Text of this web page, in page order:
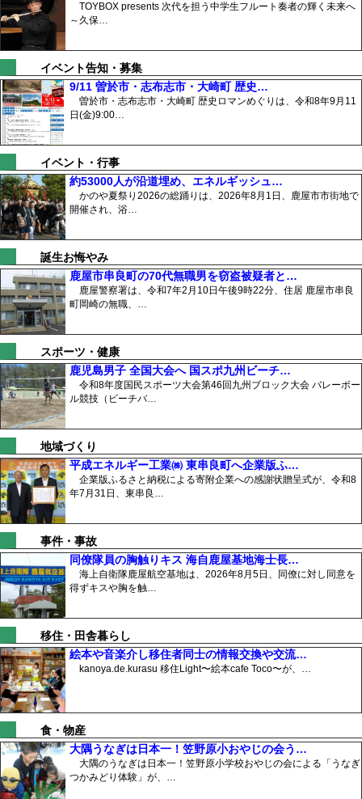
TOYBOX presents 次代を担う中学生フルート奏者の輝く未来へ
～久保…
イベント告知・募集
9/11 曽於市・志布志市・大崎町 歴史…
曽於市・志布志市・大崎町 歴史ロマンめぐりは、令和8年9月11
日(金)9:00…
イベント・行事
約53000人が沿道埋め、エネルギッシュ…
かのや夏祭り2026の総踊りは、2026年8月1日、鹿屋市市街地で
開催され、浴…
誕生お悔やみ
鹿屋市串良町の70代無職男を窃盗被疑者と…
鹿屋警察署は、令和7年2月10日午後9時22分、住居 鹿屋市串良
町岡崎の無職、…
スポーツ・健康
鹿児島男子 全国大会へ 国スポ九州ビーチ…
令和8年度国民スポーツ大会第46回九州ブロック大会 バレーボー
ル競技（ビーチバ…
地域づくり
平成エネルギー工業㈱ 東串良町へ企業版ふ…
企業版ふるさと納税による寄附企業への感謝状贈呈式が、令和8
年7月31日、東串良…
事件・事故
同僚隊員の胸触りキス 海自鹿屋基地海士長…
海上自衛隊鹿屋航空基地は、2026年8月5日、同僚に対し同意を
得ずキスや胸を触…
移住・田舎暮らし
絵本や音楽介し移住者同士の情報交換や交流…
kanoya.de.kurasu 移住Light〜絵本cafe Toco〜が、…
食・物産
大隅うなぎは日本一！笠野原小おやじの会う…
大隅のうなぎは日本一！笠野原小学校おやじの会による「うなぎ
つかみどり体験」が、…